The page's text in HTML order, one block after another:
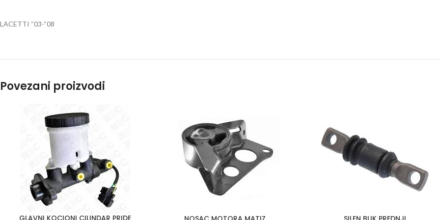
LACETTI “03-“08
Povezani proizvodi
DODAJ U KORPU
GLAVNI KOCIONI CILINDAR PRIDE